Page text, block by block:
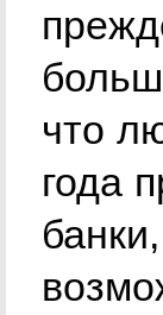
что
года